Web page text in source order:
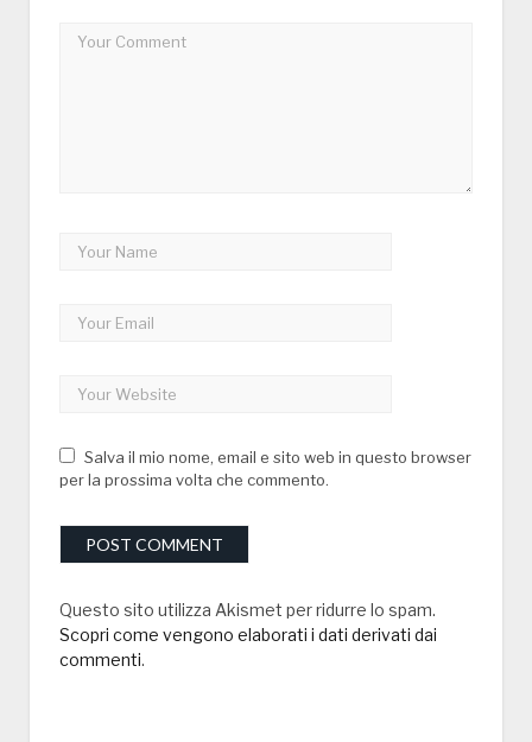
Salva il mio nome, email e sito web in questo browser
per la prossima volta che commento.
Questo sito utilizza Akismet per ridurre lo spam.
Scopri come vengono elaborati i dati derivati dai
commenti.